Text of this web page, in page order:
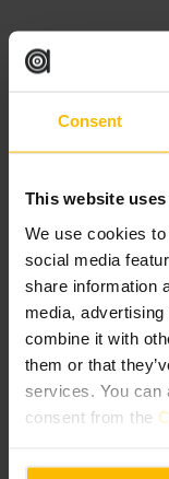
Consent
This website
We use cookies
social media
share information
media,
combine it with
them or that
services. You can
consent from the
“Kleine
Geeignet für
Was Sie
Ein übersichtlicher
hübscher
probieren. Es gibt
Keramik. Das
Planen Sie